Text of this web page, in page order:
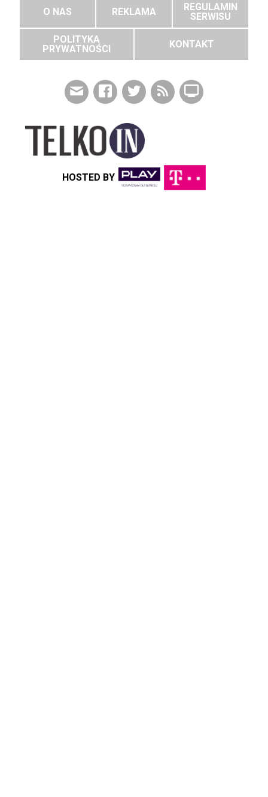
O NAS REKLAMA
REGULAMIN
SERWISU
POLITYKA
PRYWATNOŚCI
KONTAKT
HOSTED BY